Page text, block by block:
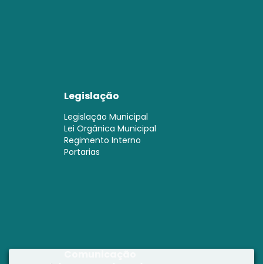
Legislação
Legislação Municipal
Lei Orgânica Municipal
Regimento Interno
Portarias